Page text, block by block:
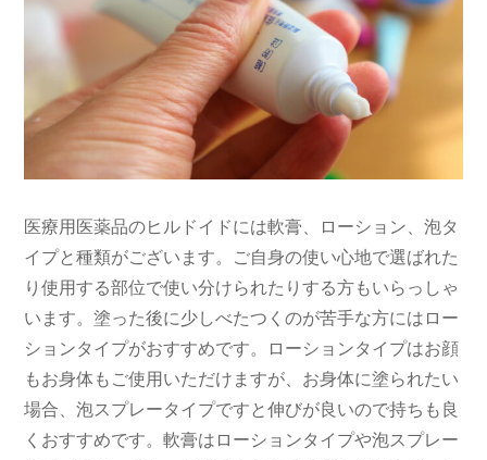
医療用医薬品のヒルドイドには軟膏、ローション、泡タ
イプと種類がございます。ご自身の使い心地で選ばれた
り使用する部位で使い分けられたりする方もいらっしゃ
います。塗った後に少しべたつくのが苦手な方にはロー
ションタイプがおすすめです。ローションタイプはお顔
もお身体もご使用いただけますが、お身体に塗られたい
場合、泡スプレータイプですと伸びが良いので持ちも良
くおすすめです。軟膏はローションタイプや泡スプレー